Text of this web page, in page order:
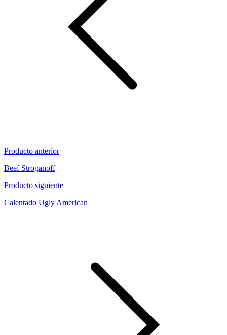
Producto anterior
Beef Stroganoff
Producto siguiente
Calentado Ugly American